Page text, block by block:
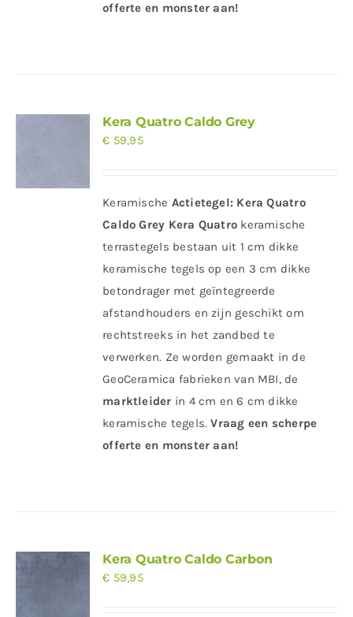
offerte en monster aan!
Kera Quatro Caldo Grey
€ 59,95
Keramische Actietegel: Kera Quatro
Caldo Grey Kera Quatro keramische
terrastegels bestaan uit 1 cm dikke
keramische tegels op een 3 cm dikke
betondrager met geïntegreerde
afstandhouders en zijn geschikt om
rechtstreeks in het zandbed te
verwerken. Ze worden gemaakt in de
GeoCeramica fabrieken van MBI, de
marktleider in 4 cm en 6 cm dikke
keramische tegels.Vraag een scherpe
offerte en monster aan!
Kera Quatro Caldo Carbon
€ 59,95